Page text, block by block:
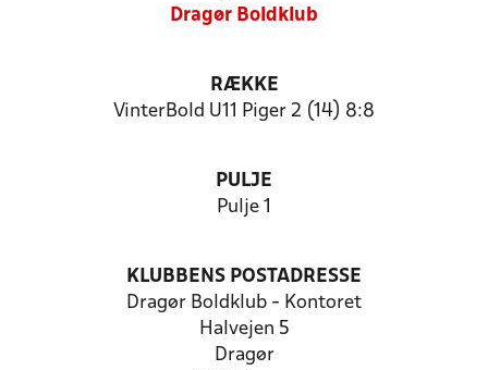
Dragør Boldklub
RÆKKE
VinterBold U11 Piger 2 (14) 8:8
PULJE
Pulje 1
KLUBBENS POSTADRESSE
Dragør Boldklub - Kontoret
Halvejen 5
Dragør